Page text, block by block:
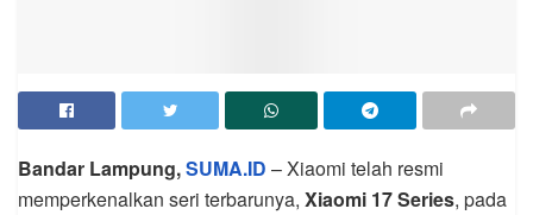
Bandar Lampung,SUMA.ID – Xiaomi telah resmi
memperkenalkan seri terbarunya, Xiaomi 17 Series, pada